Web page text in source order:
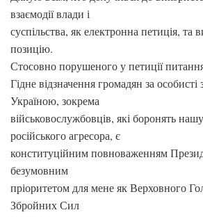
взаємодії влади і
суспільства, як електронна петиція, та
позицію.
Стосовно порушеного у петиції
Гідне відзначення громадян за особисті
Україною, зокрема
військовослужбовців, які боронять
російського агресора, є
конституційним повноваженням
безумовним
пріоритетом для мене як Верховного
Збройних Сил